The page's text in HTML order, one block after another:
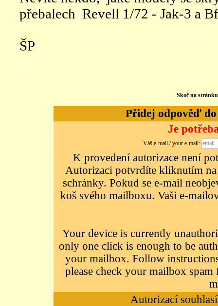
přebalech Revell 1/72 - Jak-3 a
ŠP
Skoč na
Přidej odpověď
Je
Váš e-mail / your e-mail:
K provedení autorizace není
Autorizaci potvrdíte kliknutím na
schránky. Pokud se e-mail
koš svého mailboxu. Vaši e-
Your device is currently
only one click is enough to be
your mailbox. Follow
please check your mailbox
Autorizací